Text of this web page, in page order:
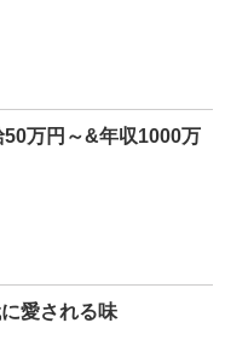
万円～&年収1000万
愛される味